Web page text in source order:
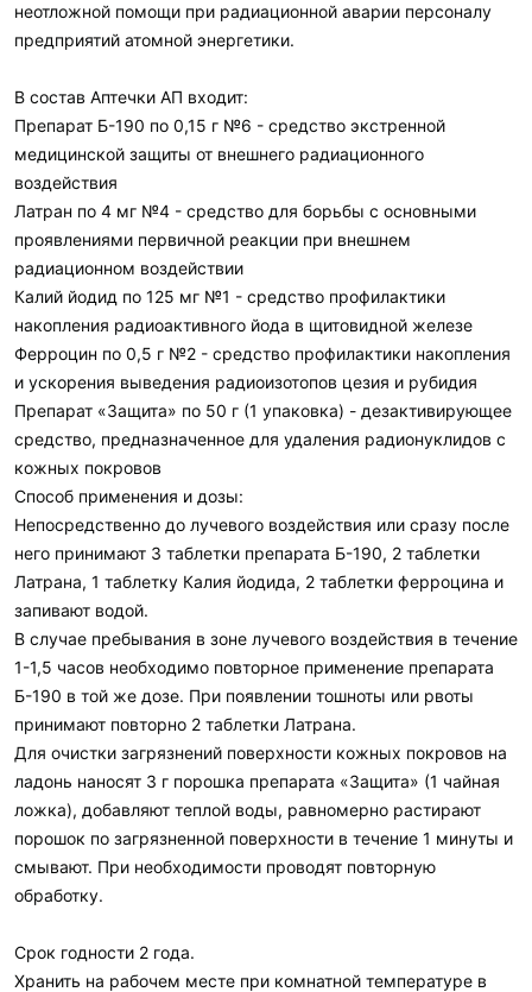
неотложной помощи при радиационной аварии персоналу
предприятий атомной энергетики.
В состав Аптечки АП входит:
Препарат Б-190 по 0,15 г №6 - средство экстренной
медицинской защиты от внешнего радиационного
воздействия
Латран по 4 мг №4 - средство для борьбы с основными
проявлениями первичной реакции при внешнем
радиационном воздействии
Калий йодид по 125 мг №1 - средство профилактики
накопления радиоактивного йода в щитовидной железе
Ферроцин по 0,5 г №2 - средство профилактики накопления
и ускорения выведения радиоизотопов цезия и рубидия
Препарат «Защита» по 50 г (1 упаковка) - дезактивирующее
средство, предназначенное для удаления радионуклидов с
кожных покровов
Способ применения и дозы:
Непосредственно до лучевого воздействия или сразу после
него принимают 3 таблетки препарата Б-190, 2 таблетки
Латрана, 1 таблетку Калия йодида, 2 таблетки ферроцина и
запивают водой.
В случае пребывания в зоне лучевого воздействия в течение
1-1,5 часов необходимо повторное применение препарата
Б-190 в той же дозе. При появлении тошноты или рвоты
принимают повторно 2 таблетки Латрана.
Для очистки загрязнений поверхности кожных покровов на
ладонь наносят 3 г порошка препарата «Защита» (1 чайная
ложка), добавляют теплой воды, равномерно растирают
порошок по загрязненной поверхности в течение 1 минуты и
смывают. При необходимости проводят повторную
обработку.
Срок годности 2 года.
Хранить на рабочем месте при комнатной температуре в